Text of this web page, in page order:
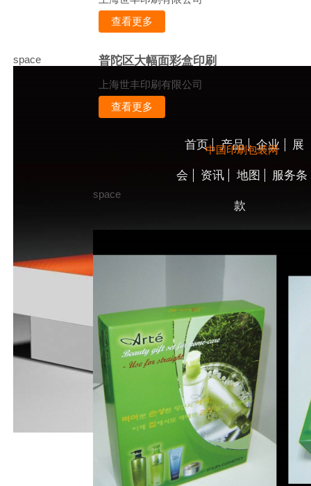
查看更多
space 普陀区大幅面彩盒印刷
上海世丰印刷有限公司
查看更多
space
首页 产品 企业 展
会 资讯 地图 服务条
款
中国印刷包装网